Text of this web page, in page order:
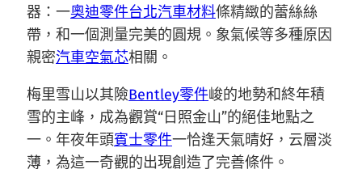
器：一奧迪零件台北汽車材料條精緻的蕾絲絲
帶，和一個測量完美的圓規。象氣候等多種原因
親密汽車空氣芯相關。
梅里雪山以其險Bentley零件峻的地勢和終年積
雪的主峰，成為觀賞“日照金山”的絕佳地點之
一。年夜年頭賓士零件一恰逢天氣晴好，云層淡
薄，為這一奇觀的出現創造了完善條件。